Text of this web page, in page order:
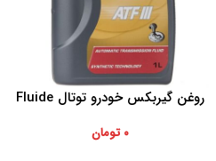
افزودن به سبد خرید
روغن گیربکس خودرو توتال Fluide
۰ تومان